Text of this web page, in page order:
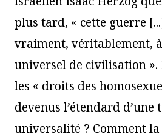
plus tard, « cette guerre
vraiment, véritablement,
universel de civilisation ».
les « droits des
devenus l’étendard d’une
universalité ? Comment